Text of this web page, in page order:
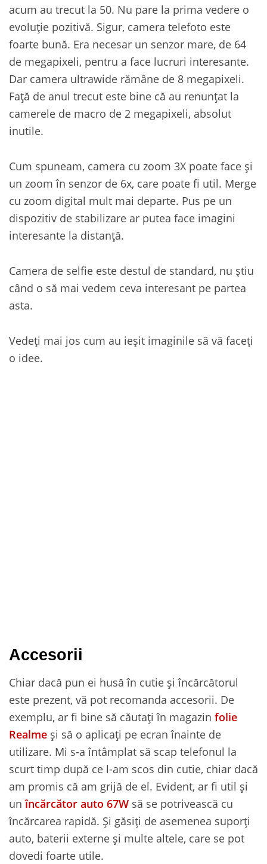
acum au trecut la 50. Nu pare la prima vedere o
evoluție pozitivă. Sigur, camera telefoto este
foarte bună. Era necesar un senzor mare, de 64
de megapixeli, pentru a face lucruri interesante.
Dar camera ultrawide rămâne de 8 megapixeli.
Față de anul trecut este bine că au renunțat la
camerele de macro de 2 megapixeli, absolut
inutile.
Cum spuneam, camera cu zoom 3X poate face și
un zoom în senzor de 6x, care poate fi util. Merge
cu zoom digital mult mai departe. Pus pe un
dispozitiv de stabilizare ar putea face imagini
interesante la distanță.
Camera de selfie este destul de standard, nu știu
când o să mai vedem ceva interesant pe partea
asta.
Vedeți mai jos cum au ieșit imaginile să vă faceți
o idee.
Accesorii
Chiar dacă pun ei husă în cutie și încărcătorul
este prezent, vă pot recomanda accesorii. De
exemplu, ar fi bine să căutați în magazin folie
Realme și să o aplicați pe ecran înainte de
utilizare. Mi s-a întâmplat să scap telefonul la
scurt timp după ce l-am scos din cutie, chiar dacă
am promis că am grijă de el. Evident, ar fi util și
unîncărcător auto 67W să se potrivească cu
încărcarea rapidă. Și găsiți de asemenea suporți
auto, baterii externe și multe altele, care se pot
dovedi foarte utile.